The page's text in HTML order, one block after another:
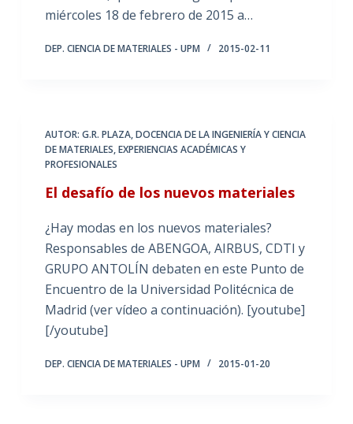
miércoles 18 de febrero de 2015 a…
DEP. CIENCIA DE MATERIALES - UPM 2015-02-11
AUTOR: G.R. PLAZA,DOCENCIA DE LA INGENIERÍA Y CIENCIA
DE MATERIALES,EXPERIENCIAS ACADÉMICAS Y
PROFESIONALES
El desafío de los nuevos materiales
¿Hay modas en los nuevos materiales?
Responsables de ABENGOA, AIRBUS, CDTI y
GRUPO ANTOLÍN debaten en este Punto de
Encuentro de la Universidad Politécnica de
Madrid (ver vídeo a continuación). [youtube]
[/youtube]
DEP. CIENCIA DE MATERIALES - UPM 2015-01-20